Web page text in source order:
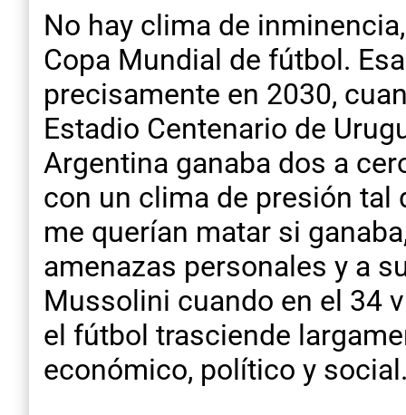
No hay clima de
Copa Mundial de fútbol.
precisamente en 2030,
Estadio Centenario de
Argentina ganaba dos a
con un clima de presión tal
me querían matar si
amenazas personales y a
Mussolini cuando en el 34
el fútbol trasciende
económico, político y